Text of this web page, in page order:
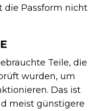
die Passform nicht
Teile, die
wurden, um
Das ist
meist günstigere